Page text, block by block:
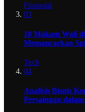
Finansial
03
10 Makam Wali
Memancarkan
Tech
04
Analisis Bisnis
Persaingan